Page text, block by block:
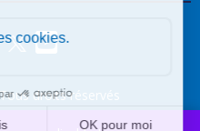
droits réservés